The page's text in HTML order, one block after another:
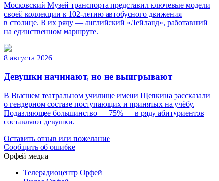
Московский Музей транспорта представил ключевые модели
своей коллекции к 102-летию автобусного движения
в столице. В их ряду — английский «Лейланд», работавший
на единственном маршруте.
8 августа 2026
Девушки начинают, но не выигрывают
В Высшем театральном училище имени Щепкина рассказали
о гендерном составе поступающих и принятых на учёбу.
Подавляющее большинство — 75% — в ряду абитуриентов
составляют девушки.
Оставить отзыв или пожелание
Сообщить об ошибке
Орфей медиа
Телерадиоцентр Орфей